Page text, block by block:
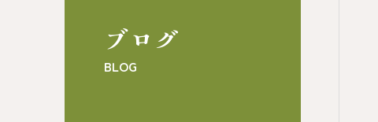
ブログ
BLOG